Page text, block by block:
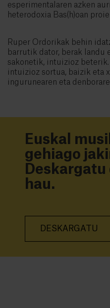
esperimentalaren azken
heterodoxia Bas(h)oan
Ruper Ordorikak behin
barrutik dator, berak landu
sakonetik, intuizioz
intuizioz sortua, baizik eta
ingurunearen eta
Euskal
gehiago
hau.
DESKARGATU